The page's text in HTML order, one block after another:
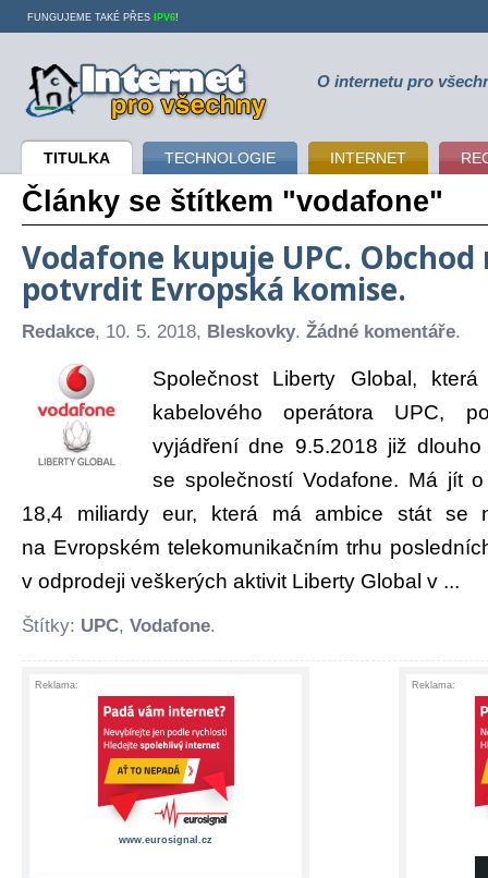
Internet pro všechny O internetu pro
TITULKA TECHNOLOGIE INTERNET
FUNGUJEME TAKÉ PŘES IPV6!
Články se štítkem "vodafone"
Vodafone kupuje UPC.
potvrdit Evropská komise.
Redakce, 10. 5. 2018, Bleskovky. Žádné komentáře.
Společnost Liberty Global,
kabelového operátora UPC,
vyjádření dne 9.5.2018 již
se společností Vodafone. Má jít
18,4 miliardy eur, která má ambice stát se
na Evropském telekomunikačním trhu
v odprodeji veškerých aktivit Liberty Global v ...
Štítky: UPC, Vodafone.
Reklama:
www.eurosignal.cz
Reklama: